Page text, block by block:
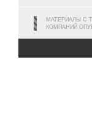
МАТЕРИАЛЫ С
КОМПАНИЙ